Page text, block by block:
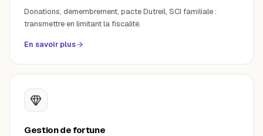
Donations, démembrement, pacte Dutreil, SCI familiale :
transmettre en limitant la fiscalité.
En savoir plus
Gestion de fortune